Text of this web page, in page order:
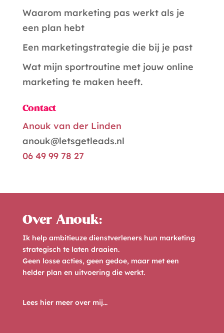
Waarom marketing pas werkt als je
een plan hebt
Een marketingstrategie die bij je past
Wat mijn sportroutine met jouw online
marketing te maken heeft.
Contact
Anouk van der Linden
anouk@letsgetleads.nl
06 49 99 78 27
Over Anouk:
Ik help ambitieuze dienstverleners hun marketing
strategisch te laten draaien.
Geen losse acties, geen gedoe, maar met een
helder plan en uitvoering die werkt.
Lees hier meer over mij...